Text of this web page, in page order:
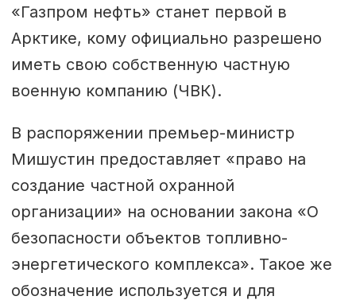
«Газпром нефть» станет первой в
Арктике, кому официально разрешено
иметь свою собственную частную
военную компанию (ЧВК).
В распоряжении премьер-министр
Мишустин предоставляет «право на
создание частной охранной
организации» на основании закона «О
безопасности объектов топливно-
энергетического комплекса». Такое же
обозначение используется и для